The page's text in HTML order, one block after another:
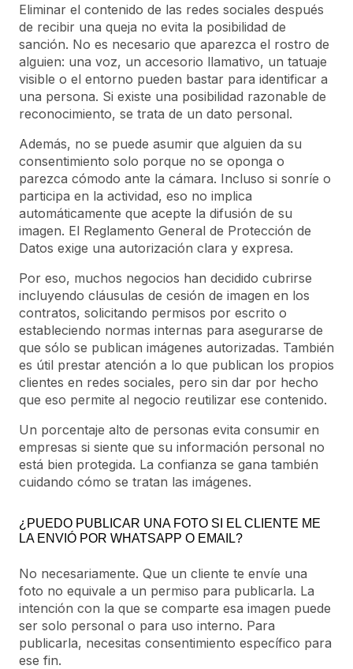
Eliminar el contenido de las redes sociales después
de recibir una queja no evita la posibilidad de
sanción. No es necesario que aparezca el rostro de
alguien: una voz, un accesorio llamativo, un tatuaje
visible o el entorno pueden bastar para identificar a
una persona. Si existe una posibilidad razonable de
reconocimiento, se trata de un dato personal.
Además, no se puede asumir que alguien da su
consentimiento solo porque no se oponga o
parezca cómodo ante la cámara. Incluso si sonríe o
participa en la actividad, eso no implica
automáticamente que acepte la difusión de su
imagen. El Reglamento General de Protección de
Datos exige una autorización clara y expresa.
Por eso, muchos negocios han decidido cubrirse
incluyendo cláusulas de cesión de imagen en los
contratos, solicitando permisos por escrito o
estableciendo normas internas para asegurarse de
que sólo se publican imágenes autorizadas. También
es útil prestar atención a lo que publican los propios
clientes en redes sociales, pero sin dar por hecho
que eso permite al negocio reutilizar ese contenido.
Un porcentaje alto de personas evita consumir en
empresas si siente que su información personal no
está bien protegida. La confianza se gana también
cuidando cómo se tratan las imágenes.
¿PUEDO PUBLICAR UNA FOTO SI EL CLIENTE ME
LA ENVIÓ POR WHATSAPP O EMAIL?
No necesariamente. Que un cliente te envíe una
foto no equivale a un permiso para publicarla. La
intención con la que se comparte esa imagen puede
ser solo personal o para uso interno. Para
publicarla, necesitas consentimiento específico para
ese fin.